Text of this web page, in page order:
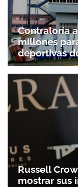
Contraloría
millones
deportivas
Russell
mostrar sus